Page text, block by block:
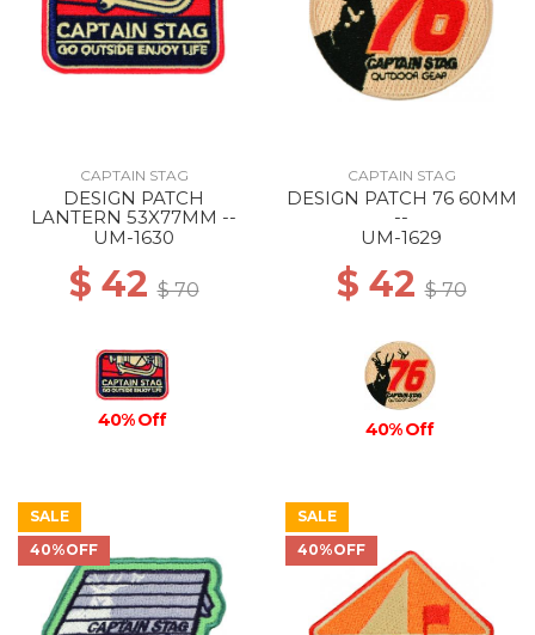
CAPTAIN STAG
DESIGN PATCH
LANTERN 53X77MM --
UM-1630
$ 42$ 70
40% Off
CAPTAIN STAG
DESIGN PATCH 76 60MM
--
UM-1629
$ 42$ 70
40% Off
SALE
40%OFF
SALE
40%OFF